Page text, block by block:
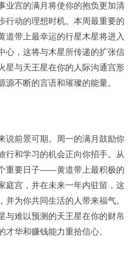
业宫的满月将使你的抱负更加清
行动的理想时机。本周最重要的
道带上最幸运的行星木星将进入
心，这将与木星所传递的扩张信
星与天王星在你的人际沟通宫形
源不断的言语和璀璨的能量。
说前景可期。周一的满月鼓励你
行和学习的机会正向你招手。从
重要日子——黄道带上最积极的
庭宫，并在未来一年内驻留，这
并为你共同生活的人带来福气。
与难以预测的天王星在你的财帛
才华和赚钱能力重拾信心。